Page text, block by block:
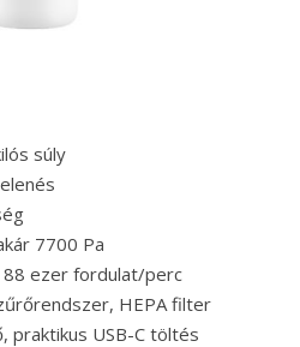
súly
7700 Pa
88 ezer fordulat/perc
HEPA filter
praktikus USB-C töltés